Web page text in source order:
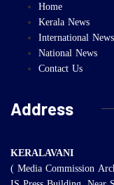
Home
Kerala News
International News
National News
Contact Us
Address
KERALAVANI
( Media Commission